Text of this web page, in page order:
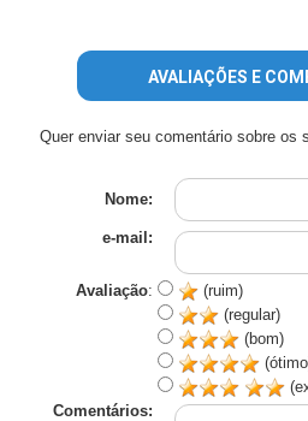
AVALIAÇÕES E
Quer enviar seu comentário sobre os
Nome:
e-mail:
Avaliação:
(ruim)
(regular)
(bom)
Comentários: